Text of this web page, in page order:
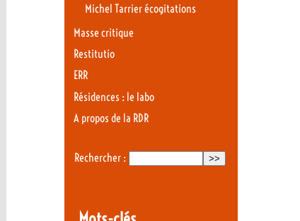
Michel Tarrier écogitations
Masse critique
Restitutio
ERR
Résidences : le labo
A propos de la RDR
Rechercher :